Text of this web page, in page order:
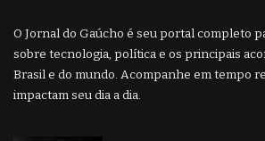
O Jornal do Gaúcho é seu portal completo
sobre tecnologia, política e os principais
Brasil e do mundo. Acompanhe em tempo
impactam seu dia a dia.